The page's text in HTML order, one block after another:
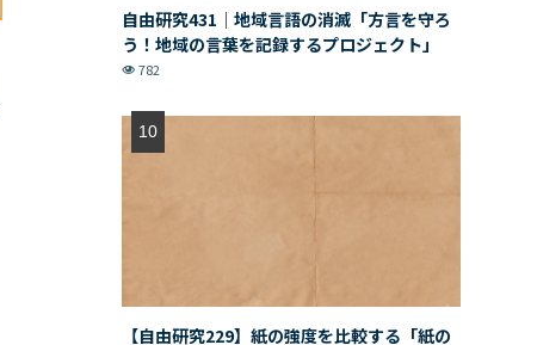
自由研究431｜地域言語の消滅「方言を守ろ
う！地域の言葉を記録するプロジェクト」
782
【自由研究229】紙の強度を比較する「紙の